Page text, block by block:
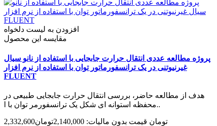
افزودن به لیست دلخواه
مقایسه این محصول
پروژه مطالعه عددی انتقال حرارت جابجایی با استفاده از نانو سیال
غیرنیوتنی در یک ترانسفورماتور توان با استفاده از نرم افزار
FLUENT
هدف از مطالعه حاضر، بررسی انتقال حرارت جابجایی طبیعی در
محفظه استوانه ای شکل یک ترانسفورمر توان با ا..
2,332,600تومان قیمت بدون مالیات: 2,140,000تومان